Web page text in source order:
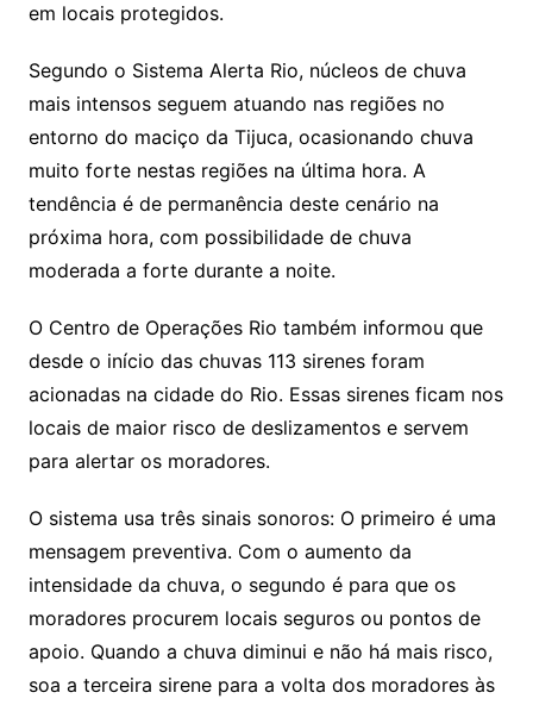
em locais protegidos.
Segundo o Sistema Alerta Rio, núcleos de chuva
mais intensos seguem atuando nas regiões no
entorno do maciço da Tijuca, ocasionando chuva
muito forte nestas regiões na última hora. A
tendência é de permanência deste cenário na
próxima hora, com possibilidade de chuva
moderada a forte durante a noite.
O Centro de Operações Rio também informou que
desde o início das chuvas 113 sirenes foram
acionadas na cidade do Rio. Essas sirenes ficam nos
locais de maior risco de deslizamentos e servem
para alertar os moradores.
O sistema usa três sinais sonoros: O primeiro é uma
mensagem preventiva. Com o aumento da
intensidade da chuva, o segundo é para que os
moradores procurem locais seguros ou pontos de
apoio. Quando a chuva diminui e não há mais risco,
soa a terceira sirene para a volta dos moradores às